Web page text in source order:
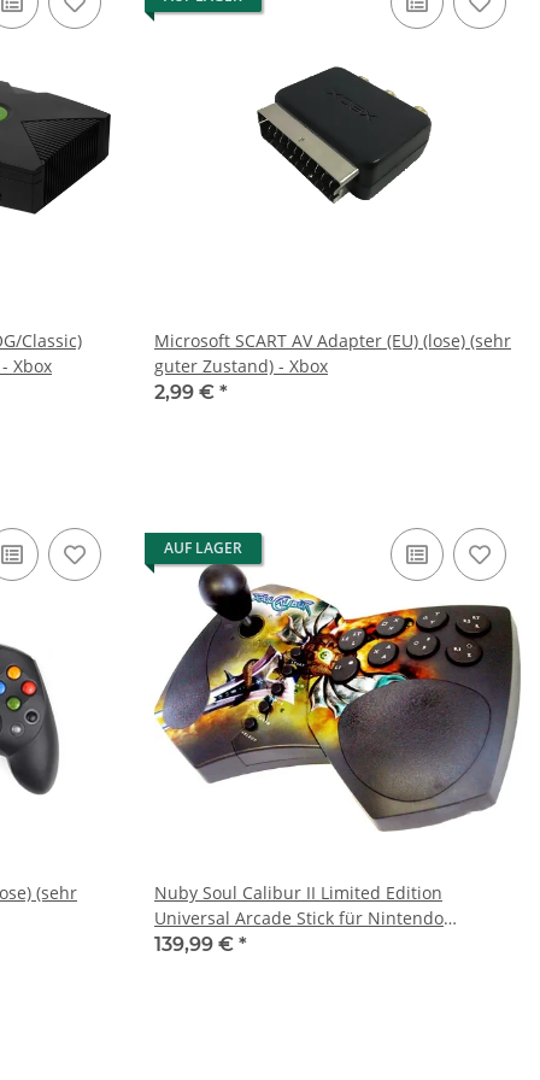
Classic)
Xbox
Microsoft SCART AV Adapter (EU) (lose) (sehr
guter Zustand) - Xbox
2,99 € *
(sehr
AUF LAGER
Nuby Soul Calibur II Limited Edition
Universal Arcade Stick für Nintendo
GameCube, PlayStation 2 (PS2), XBOX (EU)
139,99 € *